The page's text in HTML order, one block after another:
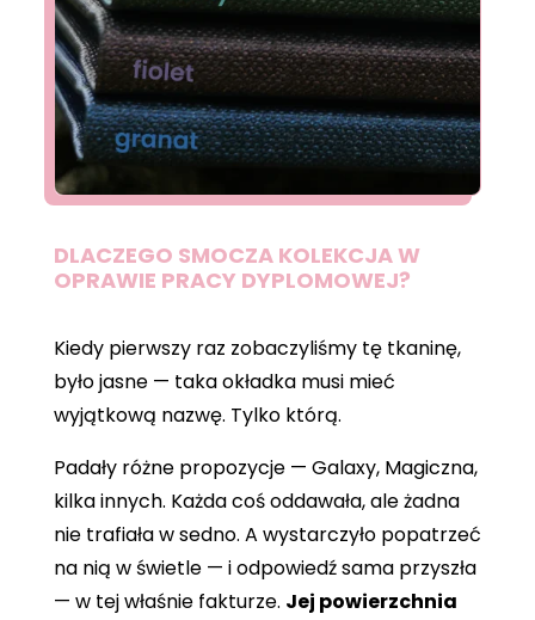
DLACZEGO SMOCZA KOLEKCJA W
OPRAWIE PRACY DYPLOMOWEJ?
Kiedy pierwszy raz zobaczyliśmy tę tkaninę,
było jasne — taka okładka musi mieć
wyjątkową nazwę. Tylko którą.
Padały różne propozycje — Galaxy, Magiczna,
kilka innych. Każda coś oddawała, ale żadna
nie trafiała w sedno. A wystarczyło popatrzeć
na nią w świetle — i odpowiedź sama przyszła
— w tej właśnie fakturze. Jej powierzchnia